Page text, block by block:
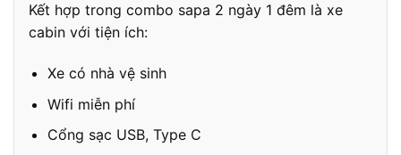
Kết hợp trong combo sapa 2 ngày 1 đêm là xe
cabin với tiện ích:
Xe có nhà vệ sinh
Wifi miễn phí
Cổng sạc USB, Type C